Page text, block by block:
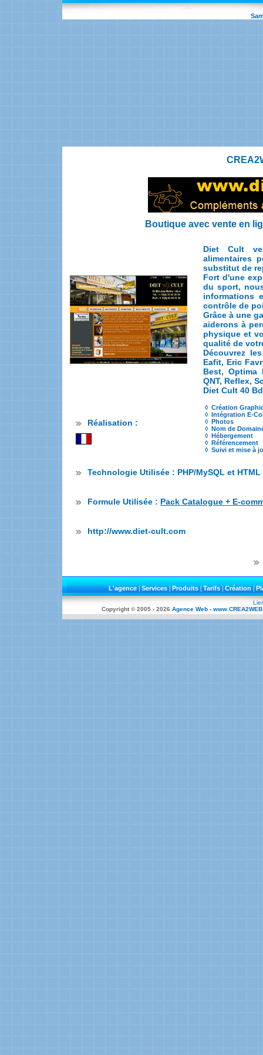
Boutique avec vente en
Diet Cult
alimentaires
substitut de
Fort d'une
du sport,
informations
contrôle de
Grâce à une
aiderons à
physique et
qualité de
Découvrez
Eafit, Eric
Best, Optima
QNT, Reflex,
Diet Cult 40
Réalisation :
◊ Création
◊ Intégration E-
◊ Photos
◊ Nom de
◊ Hébergement
◊ Référencement
◊ Suivi et mise à
Technologie Utilisée : PHP/MySQL et HTML
Formule Utilisée : Pack Catalogue + E-
http://www.diet-cult.com
L'agence|Services|Produits|Tarifs|Création|
Copyright © 2005 - 2026 Agence Web -